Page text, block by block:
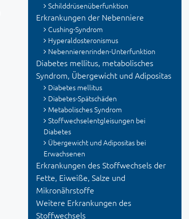
Schilddrüsenüberfunktion
Erkrankungen der Nebenniere
Cushing-Syndrom
Hyperaldosteronismus
Nebennierenrinden-Unterfunktion
Diabetes mellitus, metabolisches
Syndrom, Übergewicht und Adipositas
Diabetes mellitus
Diabetes-Spätschäden
Metabolisches Syndrom
Stoffwechselentgleisungen bei
Diabetes
Übergewicht und Adipositas bei
Erwachsenen
Erkrankungen des Stoffwechsels der
Fette, Eiweiße, Salze und
Mikronährstoffe
Weitere Erkrankungen des
Stoffwechsels